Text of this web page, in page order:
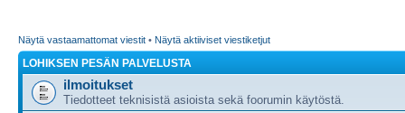
Näytä vastaamattomat viestit • Näytä aktiiviset viestiketjut
LOHIKSEN PESÄN PALVELUSTA
ilmoitukset
Tiedotteet teknisistä asioista sekä foorumin käytöstä.